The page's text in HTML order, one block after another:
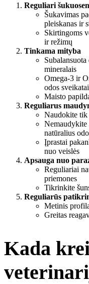
Reguliari
Šukavimas
pleiskanas ir
Skirtingoms
ir režimų
Tinkama mityba
mineralais
Omega-3 ir
odos sveikatai
Maisto
Reguliarus
Naudokite tik
Nemaudykite
natūralius
Įprastai
nuo veislės
Apsauga nuo
Reguliariai
priemones
Tikrinkite
Reguliarūs
Metinis
Greitas
Kada